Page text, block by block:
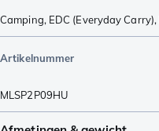
Camping, EDC (Everyday Carry),
Artikelnummer
MLSP2P09HU